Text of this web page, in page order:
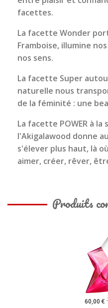
facettes.
La facette Wonder
Framboise, illumine
nos sens.
La facette Super
naturelle nous
de la féminité : une
La facette POWER à
l'Akigalawood donne
s'élever plus haut, là
aimer, créer, rêver,
Produits
60,00 €